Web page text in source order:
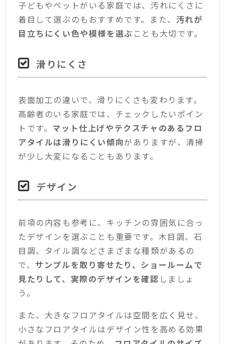
子どもやペットがいる家庭では、汚れにくさに
着目して選ぶのもおすすめです。また、 汚れが
目立ちにくい色や模様を選ぶ ことも大切です。
滑りにくさ
表面加工の違いで、滑りにくさも変わります。
高齢者のいる家庭では、チェックしたいポイン
トです。 マット仕上げやテクスチャのあるフロ
アタイルは滑りにくい傾向がありますが、清掃
が少し大変になることもあります。
デザイン
前項の内容も参考に、キッチンの雰囲気に合っ
たデザインを選ぶことも重要です。木目調、石
目調、タイル調などさまざまな種類があるの
で、 サンプルを取り寄せたり、ショールームで
見たりして、実際のデザインを確認 しましょ
う。
また、大きなフロアタイルは空間を広く見せ、
小さなフロアタイルはデザイン性を高める効果